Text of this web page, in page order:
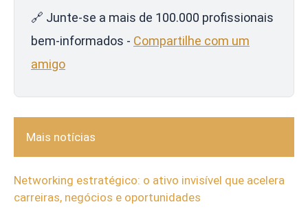
🔗 Junte-se a mais de 100.000 profissionais
bem-informados - Compartilhe com um
amigo
Mais notícias
Networking estratégico: o ativo invisível que acelera
carreiras, negócios e oportunidades